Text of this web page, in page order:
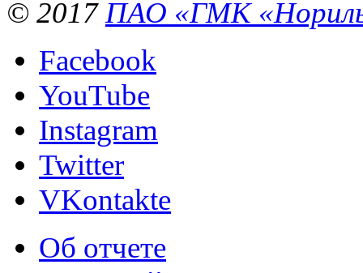
© 2017 ПАО «ГМК
Facebook
YouTube
Instagram
Twitter
VKontakte
Об отчете